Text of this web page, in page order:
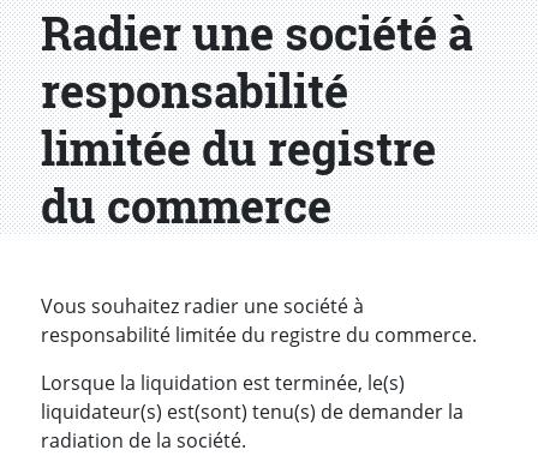
Radier une société à
responsabilité
limitée du registre
du commerce
Introduction
Vous souhaitez radier une société à
responsabilité limitée du registre du commerce.
Lorsque la liquidation est terminée, le(s)
liquidateur(s) est(sont) tenu(s) de demander la
radiation de la société.